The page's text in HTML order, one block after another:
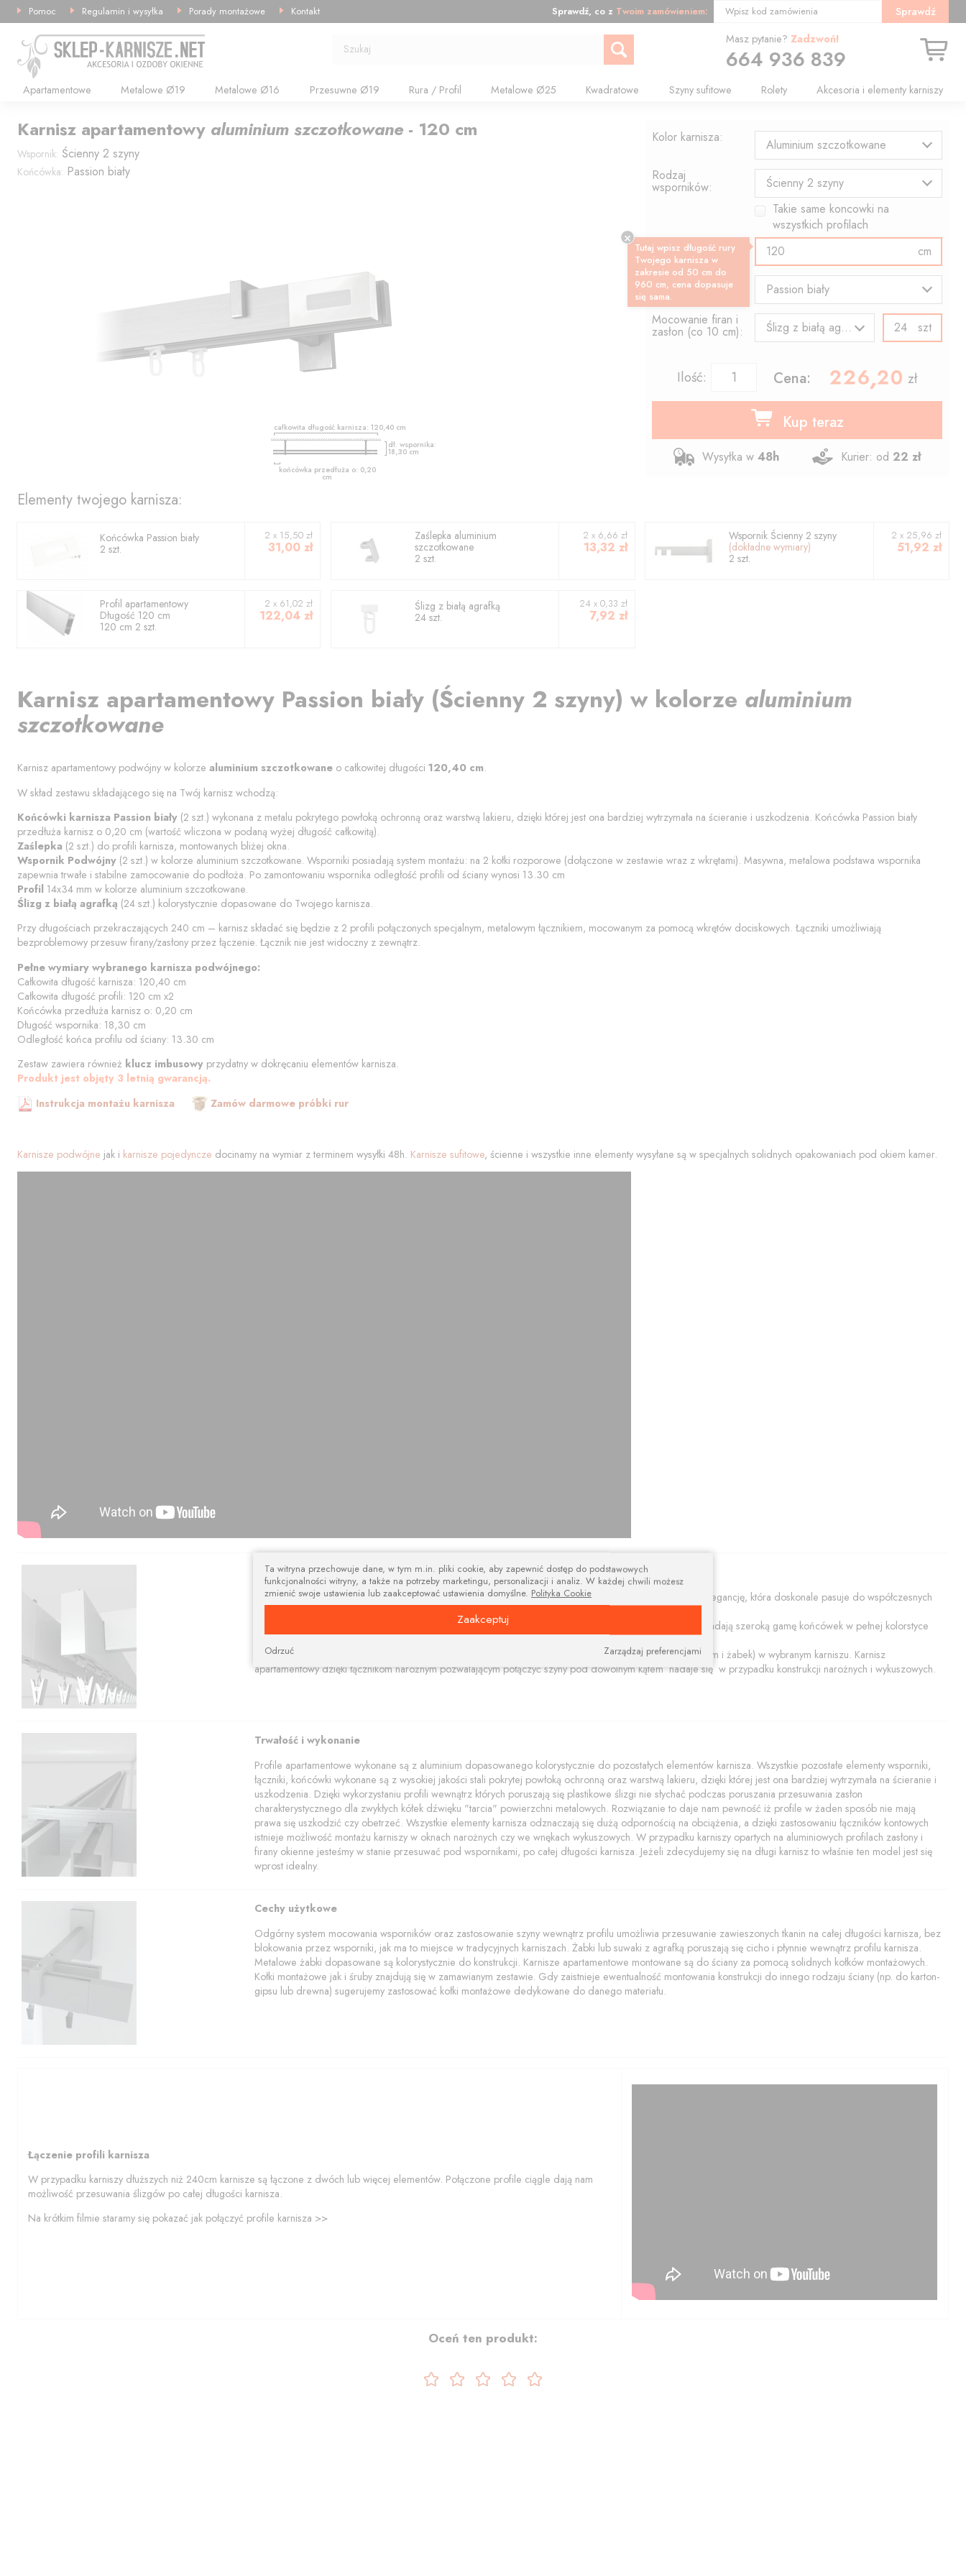
Sprawdź, co z Twoim zamówieniem: Wpisz kod zamówienia Sprawdź
Szukaj
Apartamentowe Metalowe Ø19 Metalowe Ø16 Przesuwne Ø19 Rura / Profil Metalowe Ø25 Kwadratowe Szyny sufitowe Rolety Akcesoria i elementy karniszy
Pomoc Regulamin i wysyłka Porady montażowe Kontakt
Masz pytanie?Zadzwoń!
664 936 839
Karnisz apartamentowy aluminium szczotkowane - 120 cm
Wspornik: Ścienny 2 szyny
Końcówka: Passion biały
całkowita długość karnisza: 120,40cm
dł. wspornika:
18,30 cm
końcówka przedłuża o: 0,20
cm
Kolor karnisza:
Aluminium szczotkowane
Rodzaj
wsporników:
Ścienny 2 szyny
Takie same koncowki na
wszystkich profilach
Długość profilu:
cm
Wzór końcówki:
Passion biały
Mocowanie firan i
zasłon (co 10 cm): Ślizg z białą agrafką szt
Ilość: Cena: , zł
Kup teraz
Wysyłka w 48h Kurier: od 22 zł
Tutaj wpisz długość rury
Twojego karnisza w
zakresie od 50 cm do
960 cm, cena dopasuje
się sama.
Elementy twojego karnisza:
Końcówka Passion biały
2 szt.
2 x 15,50 zł
31,00 zł
Zaślepka aluminium
szczotkowane
2 szt.
2 x 6,66 zł
13,32 zł
Wspornik Ścienny 2 szyny
(dokładne wymiary)
2 szt.
2 x 25,96 zł
51,92 zł
Profil apartamentowy
Długość 120 cm
120 cm2 szt.
2 x 61,02 zł
122,04 zł
Ślizg z białą agrafką
24 szt.
24 x 0,33 zł
7,92 zł
Karnisz apartamentowy Passion biały (Ścienny 2 szyny) w kolorze aluminium
szczotkowane
Karnisz apartamentowy podwójny w kolorze aluminium szczotkowane o całkowitej długości 120,40 cm.
W skład zestawu składającego się na Twój karnisz wchodzą:
Końcówki karnisza Passion biały (2 szt.) wykonana z metalu pokrytego powłoką ochronną oraz warstwą lakieru, dzięki której jest ona bardziej wytrzymała na ścieranie i uszkodzenia. Końcówka Passion biały
przedłuża karnisz o 0,20 cm (wartość wliczona w podaną wyżej długość całkowitą).
Zaślepka (2 szt.) do profili karnisza, montowanych bliżej okna.
Wspornik Podwójny (2 szt.) w kolorze aluminium szczotkowane. Wsporniki posiadają system montażu: na 2 kołki rozporowe (dołączone w zestawie wraz z wkrętami). Masywna, metalowa podstawa wspornika
zapewnia trwałe i stabilne zamocowanie do podłoża. Po zamontowaniu wspornika odległość profili od ściany wynosi 13.30 cm
Profil 14x34 mm w kolorze aluminium szczotkowane.
Ślizg z białą agrafką (24 szt.) kolorystycznie dopasowane do Twojego karnisza.
Przy długościach przekraczających 240 cm – karnisz składać się będzie z 2 profili połączonych specjalnym, metalowym łącznikiem, mocowanym za pomocą wkrętów dociskowych. Łączniki umożliwiają
bezproblemowy przesuw firany/zasłony przez łączenie. Łącznik nie jest widoczny z zewnątrz.
Pełne wymiary wybranego karnisza podwójnego:
Całkowita długość karnisza: 120,40 cm
Całkowita długość profili: 120 cm x2
Końcówka przedłuża karnisz o: 0,20 cm
Długość wspornika: 18,30 cm
Odległość końca profilu od ściany: 13.30 cm
Zestaw zawiera również klucz imbusowy przydatny w dokręcaniu elementów karnisza.
Produkt jest objęty 3 letnią gwarancją.
Instrukcja montażu karnisza
Zamów darmowe próbki rur
Karnisze podwójne jak i karnisze pojedyncze docinamy na wymiar z terminem wysyłki 48h. Karnisze sufitowe, ścienne i wszystkie inne elementy wysyłane są w specjalnych solidnych opakowaniach pod okiem kamer.
Nowoczesny design
Prostokątna szyna i nowoczesne wsporniki i tworzą niebanalną kompozycję estetyczną łączącą prostotę i elegancję, która doskonale pasuje do współczesnych
Karnisze apartamentowe polecamy w trzech kolorach: aluminium szczotkowane, czerny i biały połysk. Posiadają szeroką gamę końcówek w pełnej kolorstyce
Nasz sklep pozwala na dobieranie i zamawianie różnych kolorów elementów (wsporników, końcówiek, szyn i żabek) w wybranym karniszu. Karnisz
apartamentowy dzięki łącznikom narożnym pozwalającym połączyć szyny pod dowolnym kątem nadaje się w przypadku konstrukcji narożnych i wykuszowych.
Trwałość i wykonanie
Profile apartamentowe wykonane są z aluminium dopasowanego kolorystycznie do pozostałych elementów karnisza. Wszystkie pozostałe elementy wsporniki,
łączniki, końcówki wykonane są z wysokiej jakości stali pokrytej powłoką ochronną oraz warstwą lakieru, dzięki której jest ona bardziej wytrzymała na ścieranie i
uszkodzenia. Dzięki wykorzystaniu profili wewnątrz których poruszają się plastikowe ślizgi nie słychać podczas poruszania przesuwania zasłon
charakterystycznego dla zwykłych kółek dźwięku "tarcia" powierzchni metalowych. Rozwiązanie to daje nam pewność iż profile w żaden sposób nie mają
prawa się uszkodzić czy obetrzeć. Wszystkie elementy karnisza odznaczają się dużą odpornością na obciążenia, a dzięki zastosowaniu łączników kontowych
istnieje możliwość montażu karniszy w oknach narożnych czy we wnękach wykuszowych. W przypadku karniszy opartych na aluminiowych profilach zasłony i
firany okienne jesteśmy w stanie przesuwać pod wspornikami, po całej długości karnisza. Jeżeli zdecydujemy się na długi karnisz to właśnie ten model jest się
wprost idealny.
Cechy użytkowe
Odgórny system mocowania wsporników oraz zastosowanie szyny wewnątrz profilu umożliwia przesuwanie zawieszonych tkanin na całej długości karnisza, bez
blokowania przez wsporniki, jak ma to miejsce w tradycyjnych karniszach. Żabki lub suwaki z agrafką poruszają się cicho i płynnie wewnątrz profilu karnisza.
Metalowe żabki dopasowane są kolorystycznie do konstrukcji. Karnisze apartamentowe montowane są do ściany za pomocą solidnych kołków montażowych.
Kołki montażowe jak i śruby znajdują się w zamawianym zestawie. Gdy zaistnieje ewentualność montowania konstrukcji do innego rodzaju ściany (np. do karton-
gipsu lub drewna) sugerujemy zastosować kołki montażowe dedykowane do danego materiału.
Łączenie profili karnisza
W przypadku karniszy dłuższych niż 240cm karnisze są łączone z dwóch lub więcej elementów. Połączone profile ciągle dają nam
możliwość przesuwania ślizgów po całej długości karnisza.
Na krótkim filmie staramy się pokazać jak połączyć profile karnisza >>
Oceń ten produkt:
Ta witryna przechowuje dane, w tym m.in. pliki cookie, aby zapewnić dostęp do podstawowych
funkcjonalności witryny, a także na potrzeby marketingu, personalizacji i analiz. W każdej chwili możesz
zmienić swoje ustawienia lub zaakceptować ustawienia domyślne. Polityka Cookie
Zaakceptuj
Zarządzaj preferencjami
Odrzuć